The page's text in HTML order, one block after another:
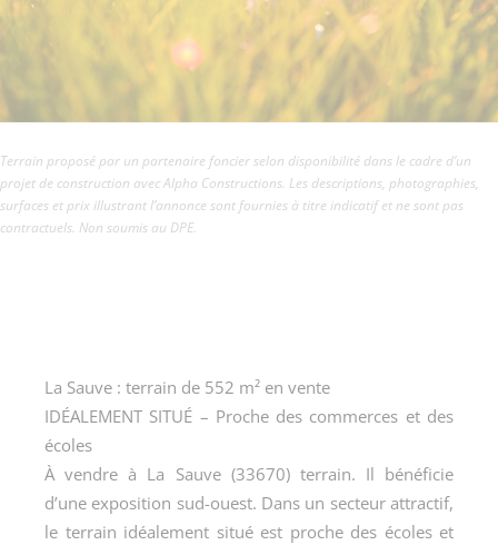
Terrain proposé par un partenaire foncier selon disponibilité dans le cadre d’un
projet de construction avec Alpha Constructions. Les descriptions, photographies,
surfaces et prix illustrant l’annonce sont fournies à titre indicatif et ne sont pas
contractuels. Non soumis au DPE.
La Sauve : terrain de 552 m² en vente
IDÉALEMENT SITUÉ – Proche des commerces et des
écoles
À vendre à La Sauve (33670) terrain. Il bénéficie
d’une exposition sud-ouest. Dans un secteur attractif,
le terrain idéalement situé est proche des écoles et